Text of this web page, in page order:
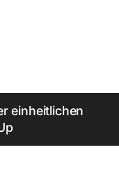
einheitlichen